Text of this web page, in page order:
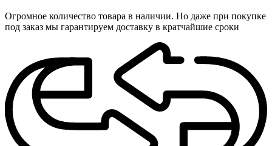
Огромное количество товара в наличии. Но даже при покупке
под заказ мы гарантируем доставку в кратчайшие сроки